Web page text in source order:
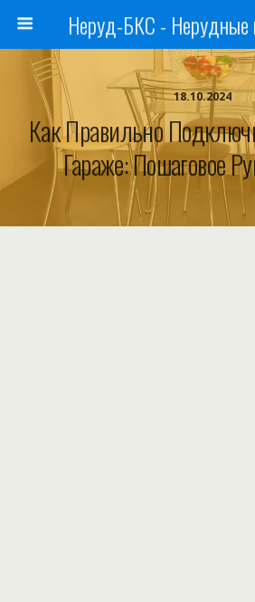
Неруд-БКС - Нерудные
18.10.2024
Как Правильно
Гараже: Пошаговое